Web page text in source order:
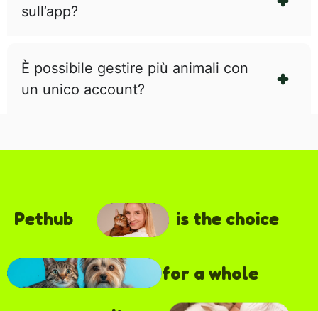
sull’app?
È possibile gestire più animali con
un unico account?
Pethub is the choice
for a whole